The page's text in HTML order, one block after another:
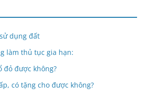
dụng đất
làm thủ tục gia hạn:
đỏ được không?
có tặng cho được không?